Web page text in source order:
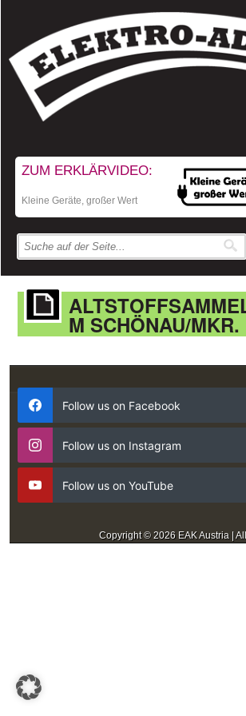
ZUM ERKLÄRVIDEO:
Kleine Geräte, großer Wert
M SCHÖNAU/MKR.
Follow us on Facebook
Follow us on Instagram
Follow us on YouTube
Copyright © 2026 EAK Austria |